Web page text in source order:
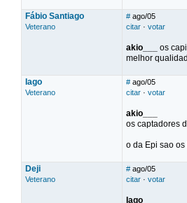
Fábio Santiago
Veterano
# ago/05
citar · votar
akio___
os
melhor
Iago
Veterano
# ago/05
citar · votar
akio___
os captadores
o da Epi sao
Deji
Veterano
# ago/05
citar · votar
Iago